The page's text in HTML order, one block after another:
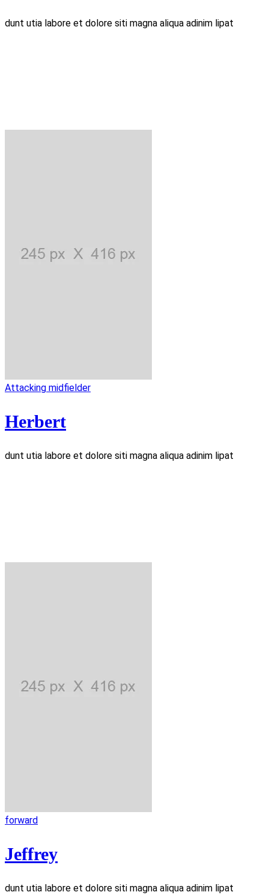
dunt utia labore et dolore siti magna aliqua adinim lipat
Attacking midfielder
Herbert
dunt utia labore et dolore siti magna aliqua adinim lipat
forward
Jeffrey
dunt utia labore et dolore siti magna aliqua adinim lipat